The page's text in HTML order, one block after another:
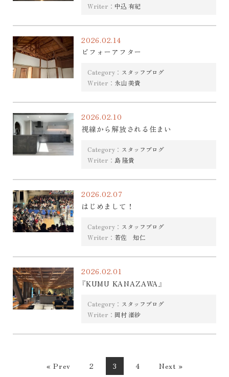
Writer： 中込 有紀
2026.02.14
ビフォーアフター
Category： スタッフブログ
Writer： 永山 美貴
2026.02.10
視線から解放される住まい
Category： スタッフブログ
Writer： 島 隆貴
2026.02.07
はじめまして！
Category： スタッフブログ
Writer： 若佐 知仁
2026.02.01
『KUMU KANAZAWA』
Category： スタッフブログ
Writer： 岡村 渚紗
« Prev 2 3 4 Next »